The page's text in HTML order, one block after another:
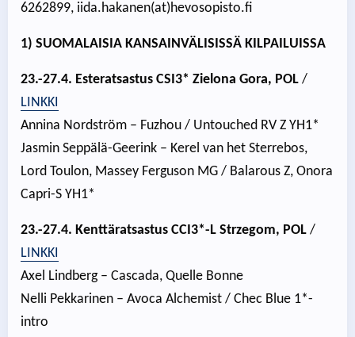
6262899, iida.hakanen(at)hevosopisto.fi
1) SUOMALAISIA KANSAINVÄLISISSÄ KILPAILUISSA
23.-27.4. Esteratsastus CSI3* Zielona Gora, POL /
LINKKI
Annina Nordström – Fuzhou / Untouched RV Z YH1*
Jasmin Seppälä-Geerink – Kerel van het Sterrebos,
Lord Toulon, Massey Ferguson MG / Balarous Z, Onora
Capri-S YH1*
23.-27.4. Kenttäratsastus CCI3*-L Strzegom, POL /
LINKKI
Axel Lindberg – Cascada, Quelle Bonne
Nelli Pekkarinen – Avoca Alchemist / Chec Blue 1*-
intro